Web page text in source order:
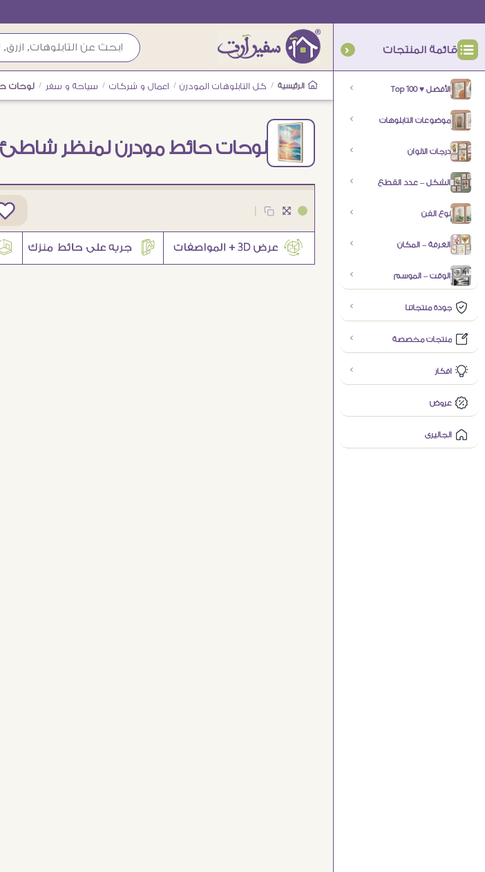
قائمة المنتجات
الأفضل ♥ Top 100
موضوعات التابلوهات
درجات الالوان
الشكل – عدد القطع
نوع الفن
الغرفة – المكان
الوقت – الموسم
جودة منتجاتنا
منتجات مخصصة
افكار
عروض
الجاليرى
الرئيسية / كل التابلوهات المودرن / اعمال و شركات / سياحة و سفر / لوحات
لوحات حائط مودرن لمنظر شاطئ
6